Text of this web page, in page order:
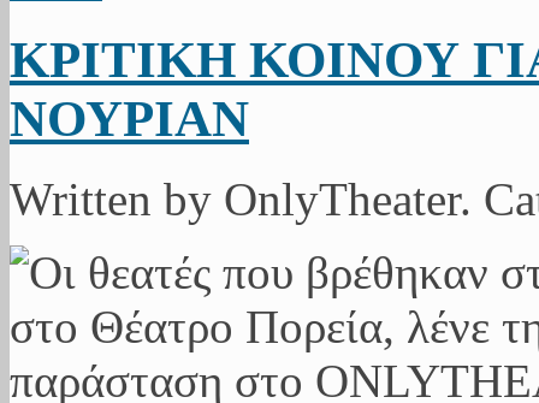
ΚΡΙΤΙΚΗ ΚΟΙΝΟΥ
ΝΟΥΡΙΑΝ
Written by OnlyTheater.